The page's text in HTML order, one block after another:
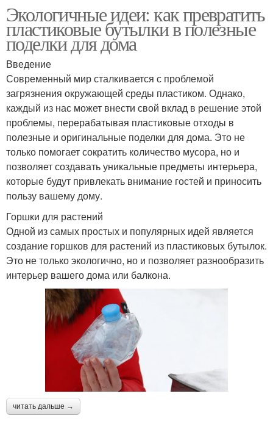
Экологичные идеи: как превратить
пластиковые бутылки в полезные
поделки для дома
Введение
Современный мир сталкивается с проблемой
загрязнения окружающей среды пластиком. Однако,
каждый из нас может внести свой вклад в решение этой
проблемы, перерабатывая пластиковые отходы в
полезные и оригинальные поделки для дома. Это не
только помогает сократить количество мусора, но и
позволяет создавать уникальные предметы интерьера,
которые будут привлекать внимание гостей и приносить
пользу вашему дому.
Горшки для растений
Одной из самых простых и популярных идей является
создание горшков для растений из пластиковых бутылок.
Это не только экологично, но и позволяет разнообразить
интерьер вашего дома или балкона.
читать дальше →